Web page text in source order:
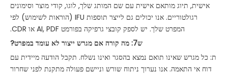
אישית, תיוג מותאם אישית עם שם המותג שלך, לוגו, קודי מוצר וסימונים
רגולטוריים. אנו יכולים גם לייצר תוספות IFU (הוראות לשימוש) לפי
המפרט שלך. יש לספק קובצי גרפיקה בפורמט AI, PDF או CDR.
ש7: מה קורה אם מגרש ייצור לא עומד במפרט?
ת: כל מגרש שאינו תואם נמצא בהסגר ואינו נשלח. תקבל הודעה מיידית עם
דוח אי התאמה. אנו נערוך ניתוח שורש וניישם פעולה מתקנת לפני שחרור